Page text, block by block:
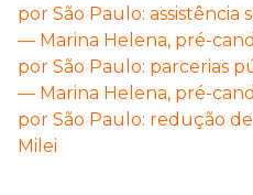
por São Paulo: assistência
— Marina Helena, pré-
por São Paulo: parcerias
— Marina Helena, pré-
por São Paulo: redução
Milei